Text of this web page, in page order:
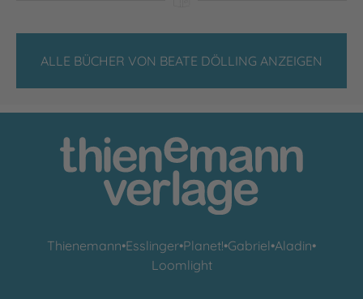
ALLE BÜCHER VON BEATE DÖLLING ANZEIGEN
Thienemann•Esslinger•Planet!•Gabriel•Aladin•
Loomlight